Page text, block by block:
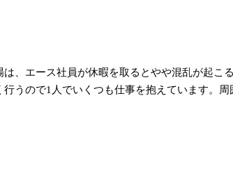
、エース社員が休暇を取るとやや混乱が起こ
うので1人でいくつも仕事を抱えています。